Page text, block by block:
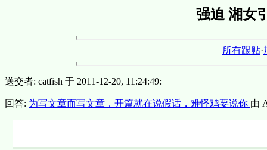
强迫 湘女
所有跟贴·
送交者: catfish 于 2011-12-20, 11:24:49:
回答: 为写文章而写文章，开篇就在说假话，难怪鸡要说你 由